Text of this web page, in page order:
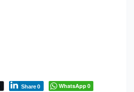
Share0 WhatsApp0